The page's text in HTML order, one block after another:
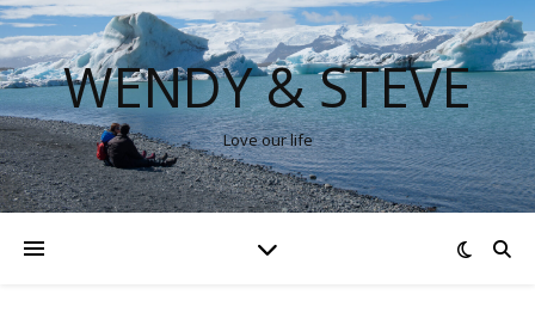
WENDY & STEVE
Love our life